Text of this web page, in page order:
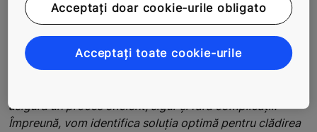
câțiva ani.
Dacă a venit momentul să modernizați ascensorul –
acum sau în viitorul apropiat –
vă invităm să luați legătura cu birourile noastre locale
asigura un proces eficient, sigur și fără complicații.
Împreună, vom identifica soluția optimă pentru clădirea
Acceptați doar cookie-urile obligato
Acceptați toate cookie-urile